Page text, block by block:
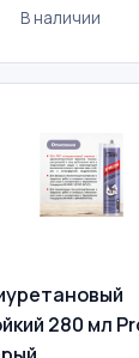
В наличии
280 мл